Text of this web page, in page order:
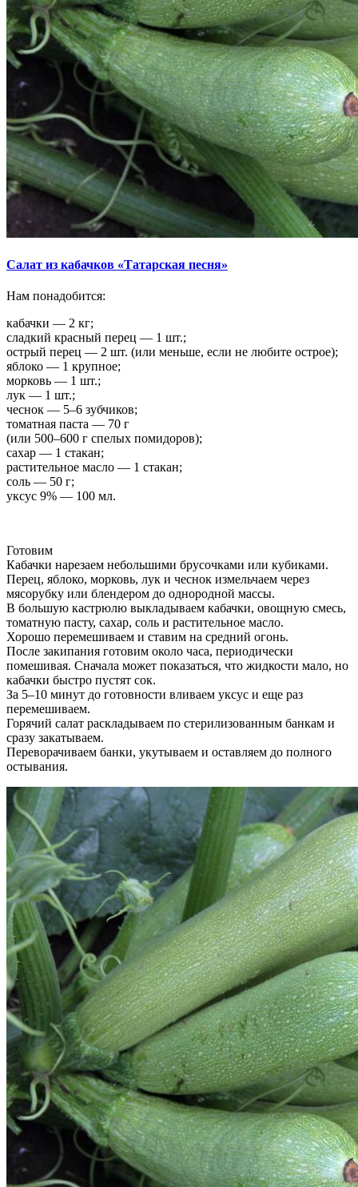
Салат из кабачков «Татарская песня»
Нам понадобится:
кабачки — 2 кг;
сладкий красный перец — 1 шт.;
острый перец — 2 шт. (или меньше, если не любите острое);
яблоко — 1 крупное;
морковь — 1 шт.;
лук — 1 шт.;
чеснок — 5–6 зубчиков;
томатная паста — 70 г
(или 500–600 г спелых помидоров);
сахар — 1 стакан;
растительное масло — 1 стакан;
соль — 50 г;
уксус 9% — 100 мл.
Готовим
Кабачки нарезаем небольшими брусочками или кубиками.
Перец, яблоко, морковь, лук и чеснок измельчаем через
мясорубку или блендером до однородной массы.
В большую кастрюлю выкладываем кабачки, овощную смесь,
томатную пасту, сахар, соль и растительное масло.
Хорошо перемешиваем и ставим на средний огонь.
После закипания готовим около часа, периодически
помешивая. Сначала может показаться, что жидкости мало, но
кабачки быстро пустят сок.
За 5–10 минут до готовности вливаем уксус и еще раз
перемешиваем.
Горячий салат раскладываем по стерилизованным банкам и
сразу закатываем.
Переворачиваем банки, укутываем и оставляем до полного
остывания.